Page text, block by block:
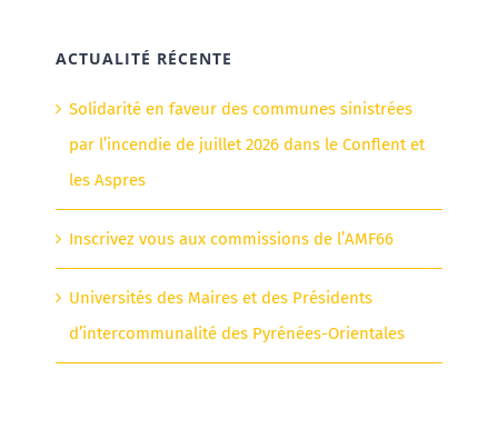
ACTUALITÉ RÉCENTE
Solidarité en faveur des communes sinistrées
par l’incendie de juillet 2026 dans le Conflent et
les Aspres
Inscrivez vous aux commissions de l’AMF66
Universités des Maires et des Présidents
d’intercommunalité des Pyrénées-Orientales